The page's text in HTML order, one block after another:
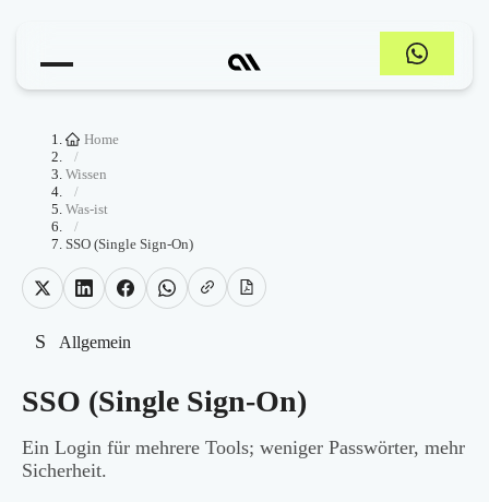
Home
/
Wissen
/
Was-ist
/
SSO (Single Sign-On)
S Allgemein
SSO (Single Sign-On)
Ein Login für mehrere Tools; weniger Passwörter, mehr
Sicherheit.